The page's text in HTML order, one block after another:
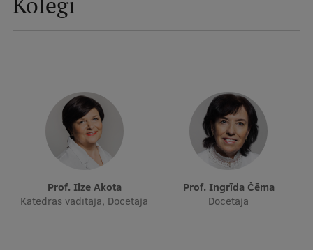
Mobile
Pamatstudiju programmas
Maģistra studiju programmas
Doktorantūra
Uzņemšana
Prof. Ilze Akota
Katedras vadītāja, Docētāja
Prof. Ingrīda Čēma
Docētāja